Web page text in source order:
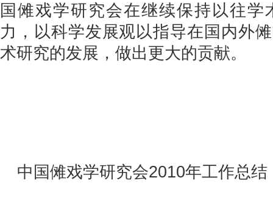
国傩戏学研究会在继续保持以往
力，以科学发展观以指导在国内外
术研究的发展，做出更大的贡献。
中国傩戏学研究会2010年工作总结